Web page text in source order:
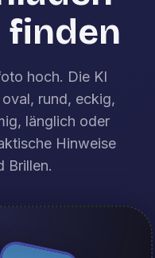
finden
hoch. Die KI
rund, eckig,
länglich oder
Hinweise
Brillen.